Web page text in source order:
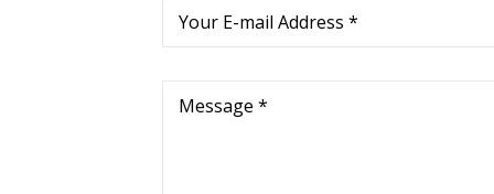
Your E-mail Address *
Message *